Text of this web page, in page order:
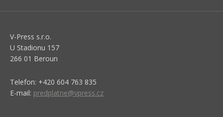
V-Press s.r.o.
U Stadionu 157
266 01 Beroun
Telefon: +420 604 763 835
E-mail: predplatne@vpress.cz